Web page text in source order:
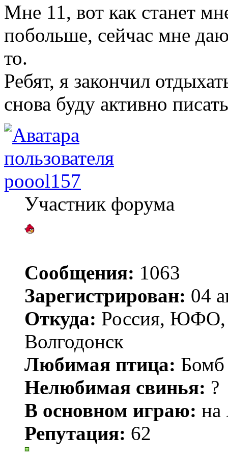
Мне 11, вот как станет
побольше, сейчас мне
то.
Ребят, я закончил
снова буду активно
poool157
Участник форума
Сообщения: 1063
Зарегистрирован: 04
Откуда: Россия, ЮФО,
Волгодонск
Любимая птица: Бомб
Нелюбимая свинья: ?
В основном играю: на
Репутация: 62